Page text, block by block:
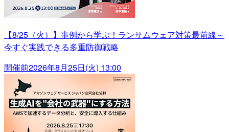
【8/25（火）】事例から学ぶ！ランサムウェア対策最前線～
今すぐ実践できる多重防御戦略
開催前2026年8月25日(火) 13:00